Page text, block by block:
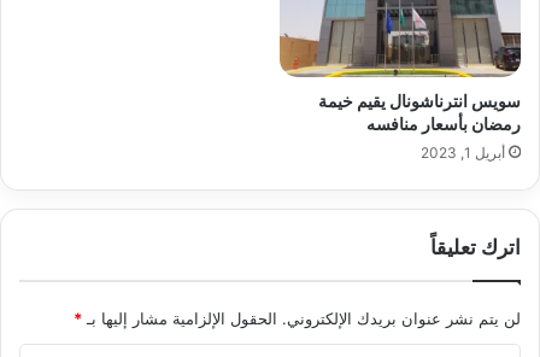
سويس انترناشونال يقيم خيمة
رمضان بأسعار منافسه
أبريل 1, 2023
اترك تعليقاً
لن يتم نشر عنوان بريدك الإلكتروني. الحقول الإلزامية مشار إليها بـ *